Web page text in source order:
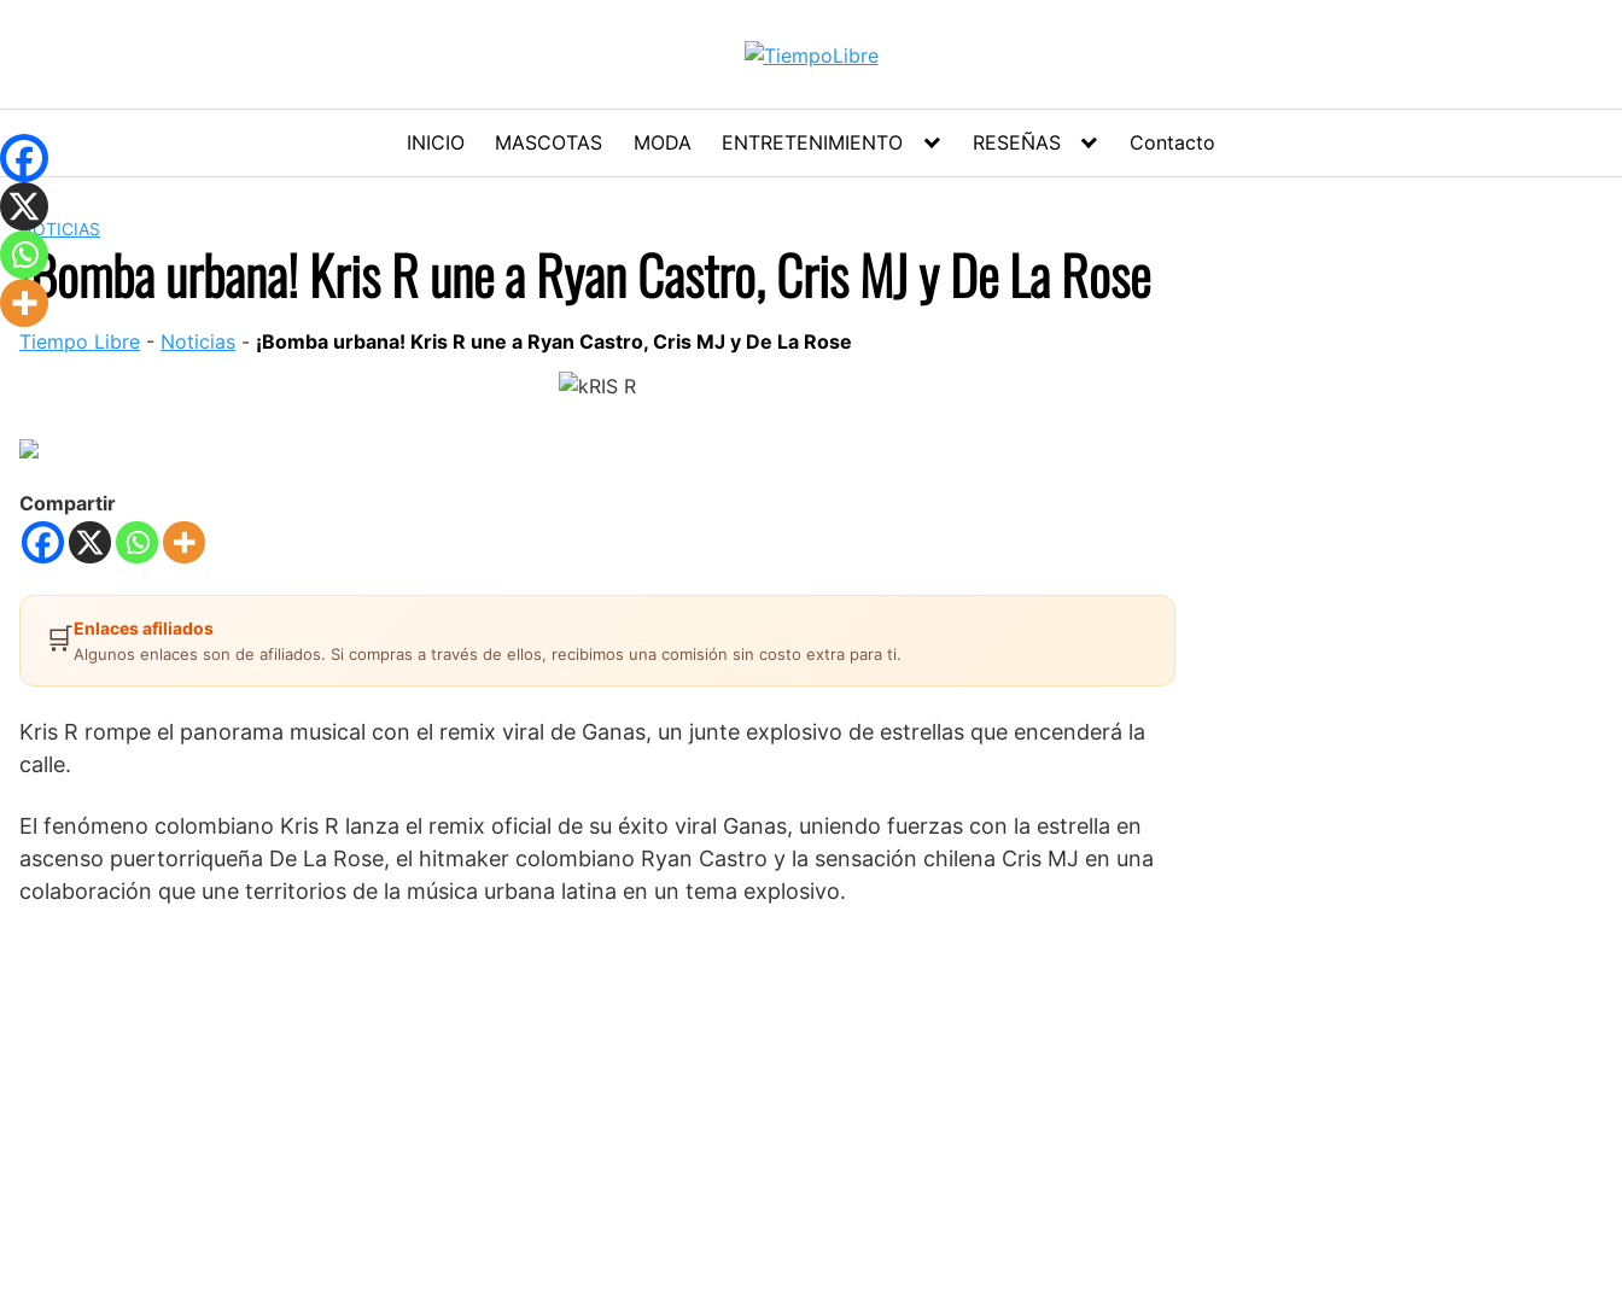
INICIO MASCOTAS MODA ENTRETENIMIENTO RESEÑAS Contacto
NOTICIAS
¡Bomba urbana! Kris R une a Ryan Castro, Cris MJ y De La Rose
Tiempo Libre - Noticias - ¡Bomba urbana! Kris R une a Ryan Castro, Cris MJ y De La Rose
Compartir
🛒Enlaces afiliados
Algunos enlaces son de afiliados. Si compras a través de ellos, recibimos una comisión sin costo extra para ti.
Kris R rompe el panorama musical con el remix viral de Ganas, un junte explosivo de estrellas que encenderá la
calle.
El fenómeno colombiano Kris R lanza el remix oficial de su éxito viral Ganas, uniendo fuerzas con la estrella en
ascenso puertorriqueña De La Rose, el hitmaker colombiano Ryan Castro y la sensación chilena Cris MJ en una
colaboración que une territorios de la música urbana latina en un tema explosivo.